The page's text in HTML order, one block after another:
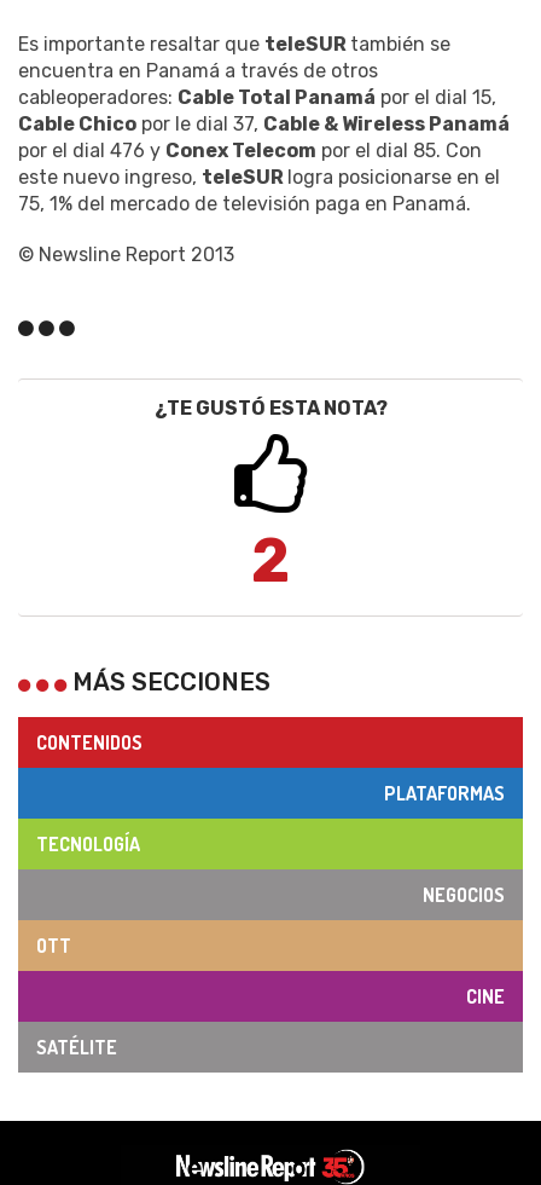
Es importante resaltar que teleSUR también se
encuentra en Panamá a través de otros
cableoperadores: Cable Total Panamá por el dial 15,
Cable Chico por le dial 37, Cable & Wireless Panamá
por el dial 476 y Conex Telecom por el dial 85. Con
este nuevo ingreso, teleSUR logra posicionarse en el
75, 1% del mercado de televisión paga en Panamá.
© Newsline Report 2013
¿TE GUSTÓ ESTA NOTA?
2
MÁS SECCIONES
CONTENIDOS
PLATAFORMAS
TECNOLOGÍA
NEGOCIOS
OTT
CINE
SATÉLITE